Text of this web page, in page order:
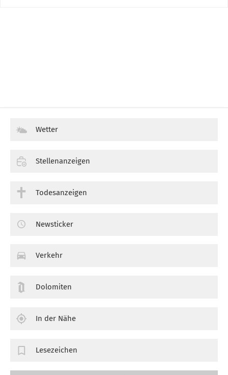
Wetter
Stellenanzeigen
Todesanzeigen
Newsticker
Verkehr
Dolomiten
In der Nähe
Lesezeichen